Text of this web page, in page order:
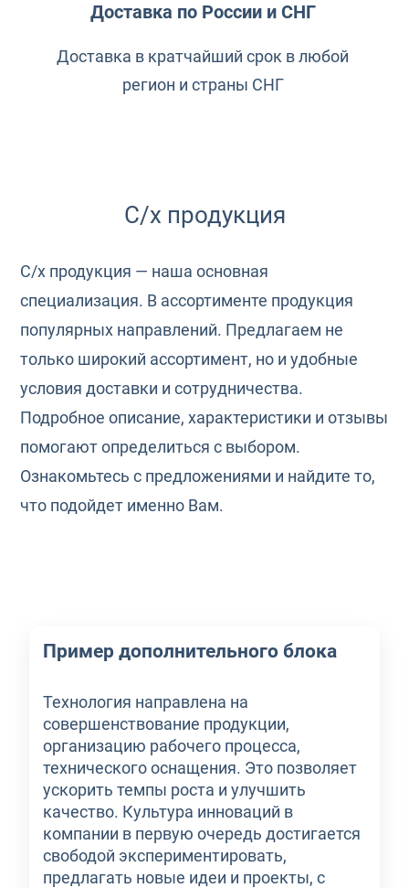
Доставка по России и СНГ
Доставка в кратчайший срок в любой
регион и страны СНГ
С/х продукция
С/х продукция — наша основная
специализация. В ассортименте продукция
популярных направлений. Предлагаем не
только широкий ассортимент, но и удобные
условия доставки и сотрудничества.
Подробное описание, характеристики и отзывы
помогают определиться с выбором.
Ознакомьтесь с предложениями и найдите то,
что подойдет именно Вам.
Пример дополнительного блока
Технология направлена на
совершенствование продукции,
организацию рабочего процесса,
технического оснащения. Это позволяет
ускорить темпы роста и улучшить
качество. Культура инноваций в
компании в первую очередь достигается
свободой экспериментировать,
предлагать новые идеи и проекты, с